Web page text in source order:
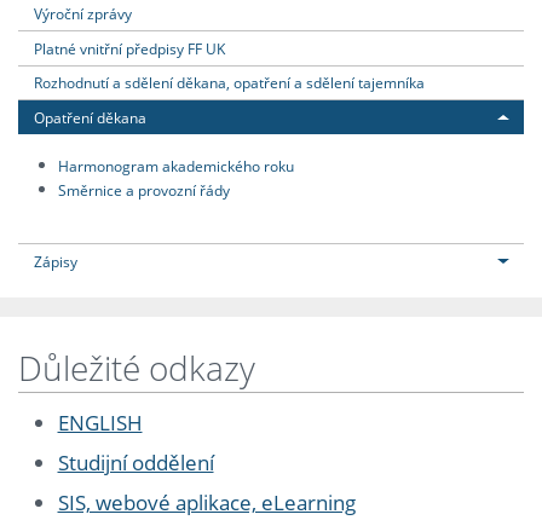
Výroční zprávy
Platné vnitřní předpisy FF UK
Rozhodnutí a sdělení děkana, opatření a sdělení tajemníka
Opatření děkana
Harmonogram akademického roku
Směrnice a provozní řády
Zápisy
Důležité odkazy
ENGLISH
Studijní oddělení
SIS, webové aplikace, eLearning